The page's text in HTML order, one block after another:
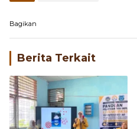
Bagikan
Berita Terkait